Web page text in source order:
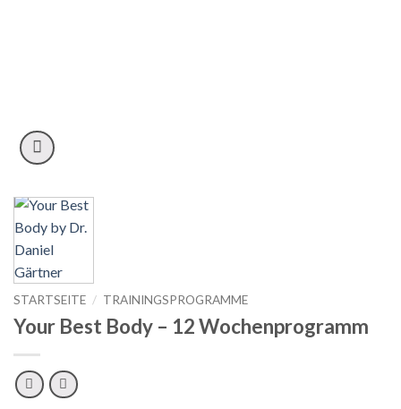
STARTSEITE / TRAININGSPROGRAMME
Your Best Body – 12 Wochenprogramm